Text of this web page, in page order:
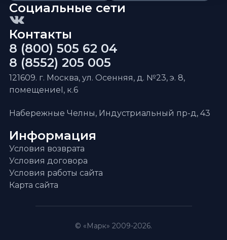
Информация
Условия возврата
Условия договора
Условия работы сайта
Карта сайта
Контакты
8 (800) 505 62 04
8 (8552) 205 005
121609. г. Москва, ул. Осенняя, д. №23, э. 8,
помещениеI, к.6
Набережные Челны, Индустриальный пр-д, 43
Социальные сети
© «Марк» 2009-2026.